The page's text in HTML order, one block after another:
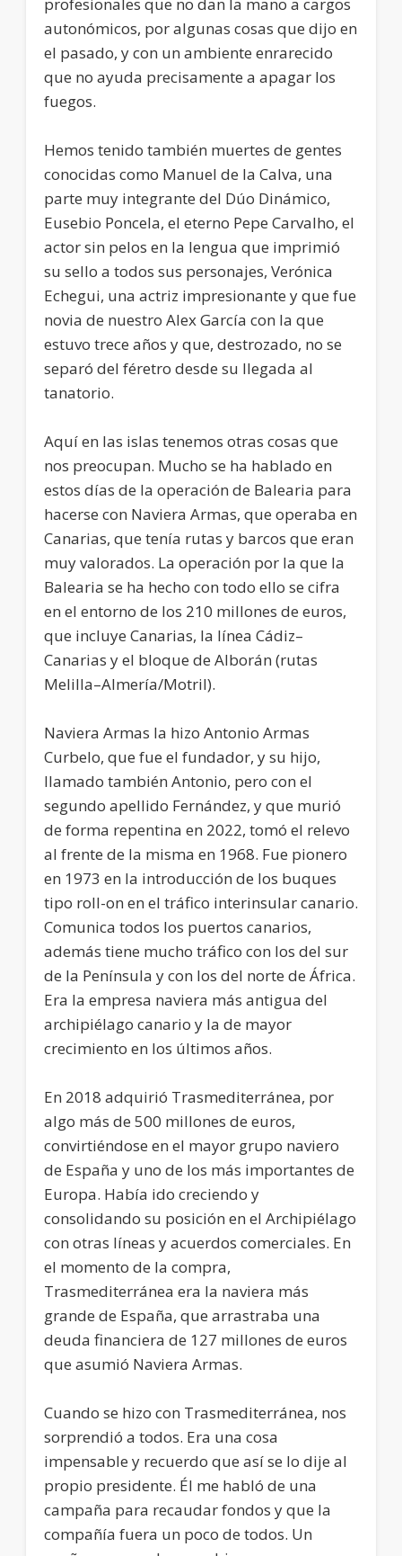
autonómicos, por algunas cosas que dijo en
el pasado, y con un ambiente enrarecido
que no ayuda precisamente a apagar los
fuegos.
Hemos tenido también muertes de gentes
conocidas como Manuel de la Calva, una
parte muy integrante del Dúo Dinámico,
Eusebio Poncela, el eterno Pepe Carvalho, el
actor sin pelos en la lengua que imprimió
su sello a todos sus personajes, Verónica
Echegui, una actriz impresionante y que fue
novia de nuestro Alex García con la que
estuvo trece años y que, destrozado, no se
separó del féretro desde su llegada al
tanatorio.
Aquí en las islas tenemos otras cosas que
nos preocupan. Mucho se ha hablado en
estos días de la operación de Balearia para
hacerse con Naviera Armas, que operaba en
Canarias, que tenía rutas y barcos que eran
muy valorados. La operación por la que la
Balearia se ha hecho con todo ello se cifra
en el entorno de los 210 millones de euros,
que incluye Canarias, la línea Cádiz–
Canarias y el bloque de Alborán (rutas
Melilla–Almería/Motril).
Naviera Armas la hizo Antonio Armas
Curbelo, que fue el fundador, y su hijo,
llamado también Antonio, pero con el
segundo apellido Fernández, y que murió
de forma repentina en 2022, tomó el relevo
al frente de la misma en 1968. Fue pionero
en 1973 en la introducción de los buques
tipo roll-on en el tráfico interinsular canario.
Comunica todos los puertos canarios,
además tiene mucho tráfico con los del sur
de la Península y con los del norte de África.
Era la empresa naviera más antigua del
archipiélago canario y la de mayor
crecimiento en los últimos años.
En 2018 adquirió Trasmediterránea, por
algo más de 500 millones de euros,
convirtiéndose en el mayor grupo naviero
de España y uno de los más importantes de
Europa. Había ido creciendo y
consolidando su posición en el Archipiélago
con otras líneas y acuerdos comerciales. En
el momento de la compra,
Trasmediterránea era la naviera más
grande de España, que arrastraba una
deuda financiera de 127 millones de euros
que asumió Naviera Armas.
Cuando se hizo con Trasmediterránea, nos
sorprendió a todos. Era una cosa
impensable y recuerdo que así se lo dije al
propio presidente. Él me habló de una
campaña para recaudar fondos y que la
compañía fuera un poco de todos. Un